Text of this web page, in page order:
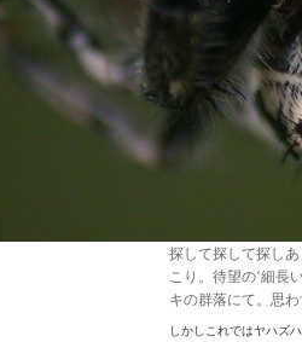
探して探して探し
こり。待望の‘細長
キの群落にて。思
しかしこれではヤハズ